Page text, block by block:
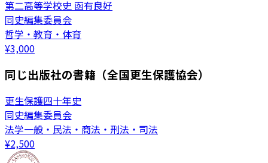
第二高等学校史 函有良好
同史編集委員会
哲学・教育・体育
¥3,000
同じ出版社の書籍（全国更生保護協会）
更生保護四十年史
同史編集委員会
法学一般・民法・商法・刑法・司法
¥2,500